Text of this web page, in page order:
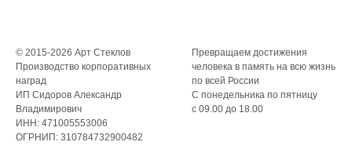
© 2015-2026 Арт Стеклов
Производство корпоративных
наград
ИП Сидоров Александр
Владимирович
ИНН: 471005553006
ОГРНИП: 310784732900482
Превращаем достижения
человека в память на всю жизнь
по всей России
С понедельника по пятницу
с 09.00 до 18.00